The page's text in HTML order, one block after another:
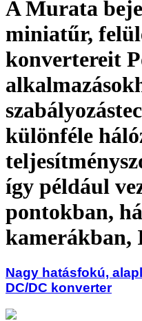
A Murata
miniatűr,
konvertereit
különféle
így például
pontokban,
kamerákban,
Nagy hatásfokú,
DC/DC konverter